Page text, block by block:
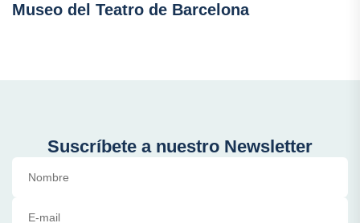
Museo del Teatro de Barcelona
Suscríbete a nuestro Newsletter